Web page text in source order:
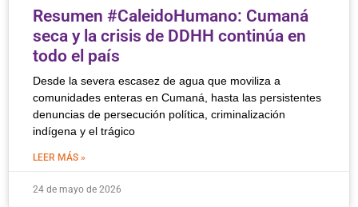
Resumen #CaleidoHumano: Cumaná
seca y la crisis de DDHH continúa en
todo el país
Desde la severa escasez de agua que moviliza a
comunidades enteras en Cumaná, hasta las persistentes
denuncias de persecución política, criminalización
indígena y el trágico
LEER MÁS »
24 de mayo de 2026